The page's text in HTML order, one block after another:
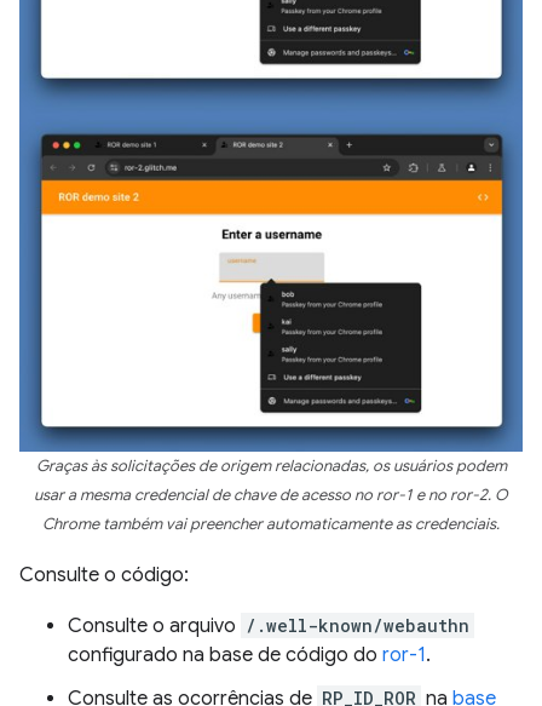
Graças às solicitações de origem relacionadas, os usuários podem
usar a mesma credencial de chave de acesso no ror-1 e no ror-2. O
Chrome também vai preencher automaticamente as credenciais.
Consulte o código:
Consulte o arquivo /.well-known/webauthn
configurado na base de código do ror-1.
Consulte as ocorrências de RP_ID_ROR na base